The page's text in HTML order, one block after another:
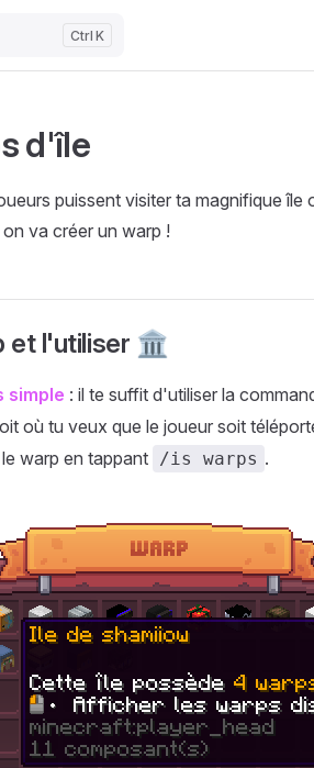
K
d'île
puissent visiter ta magnifique île
va créer un warp !
et l'utiliser 🏛️
simple : il te suffit d'utiliser la
où tu veux que le joueur soit
warp en tappant /is warps .